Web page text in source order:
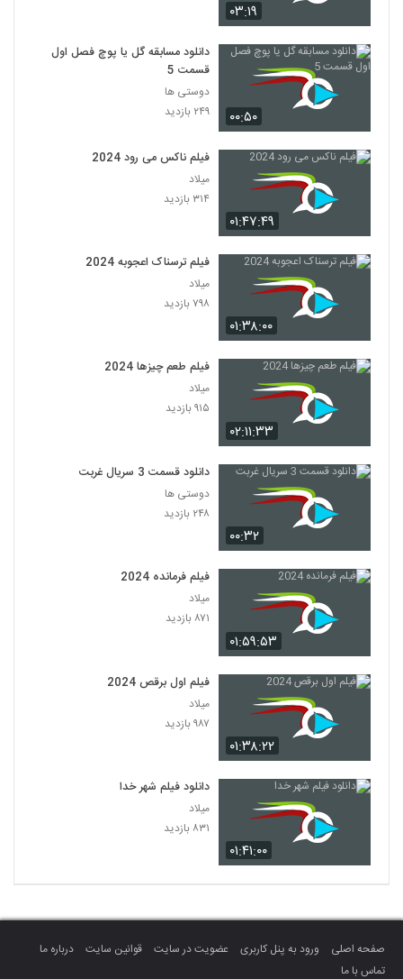
۰۳:۱۹
۰۰:۵۰
دانلود مسابقه گل یا پوچ فصل اول
قسمت 5
دوستی ها
۲۴۹ بازدید
۰۱:۴۷:۴۹
فیلم ناکس می رود 2024
میلاد
۳۱۴ بازدید
۰۱:۳۸:۰۰
فیلم ترسناک اعجوبه 2024
میلاد
۷۹۸ بازدید
۰۲:۱۱:۳۳
فیلم طعم چیزها 2024
میلاد
۹۱۵ بازدید
۰۰:۳۲
دانلود قسمت 3 سریال غربت
دوستی ها
۲۴۸ بازدید
۰۱:۵۹:۵۳
فیلم فرمانده 2024
میلاد
۸۷۱ بازدید
۰۱:۳۸:۲۲
فیلم اول برقص 2024
میلاد
۹۸۷ بازدید
۰۱:۴۱:۰۰
دانلود فیلم شهر خدا
میلاد
۸۳۱ بازدید
صفحه اصلی ورود به پنل کاربری عضویت در سایت قوانین سایت
درباره ما
تماس با ما